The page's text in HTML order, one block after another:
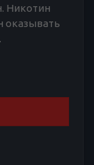
Никотин
оказывать